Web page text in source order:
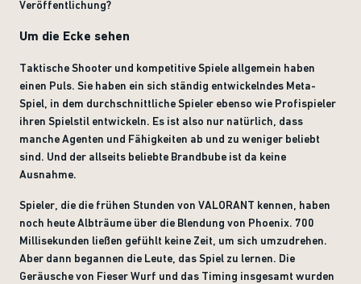
Veröffentlichung?
Um die Ecke sehen
Taktische Shooter und kompetitive Spiele allgemein haben
einen Puls. Sie haben ein sich ständig entwickelndes Meta-
Spiel, in dem durchschnittliche Spieler ebenso wie Profispieler
ihren Spielstil entwickeln. Es ist also nur natürlich, dass
manche Agenten und Fähigkeiten ab und zu weniger beliebt
sind. Und der allseits beliebte Brandbube ist da keine
Ausnahme.
Spieler, die die frühen Stunden von VALORANT kennen, haben
noch heute Albträume über die Blendung von Phoenix. 700
Millisekunden ließen gefühlt keine Zeit, um sich umzudrehen.
Aber dann begannen die Leute, das Spiel zu lernen. Die
Geräusche von Fieser Wurf und das Timing insgesamt wurden